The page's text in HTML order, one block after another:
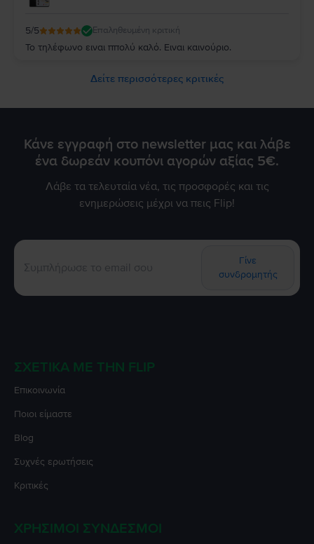
5/5 Επαληθευμένη κριτική
Το τηλέφωνο ειναι ππολύ καλό. Ειναι καινούριο.
Δείτε περισσότερες κριτικές
Κάνε εγγραφή στο newsletter μας και λάβε
ένα δωρεάν κουπόνι αγορών αξίας 5€.
Λάβε τα τελευταία νέα, τις προσφορές και τις
ενημερώσεις μέχρι να πεις Flip!
Γίνε
συνδρομητής
ΣΧΕΤΙΚΆ ΜΕ ΤΗΝ FLIP
Επικοινωνία
Ποιοι είμαστε
Blog
Συχνές ερωτήσεις
Κριτικές
ΧΡΉΣΙΜΟΙ ΣΎΝΔΕΣΜΟΙ